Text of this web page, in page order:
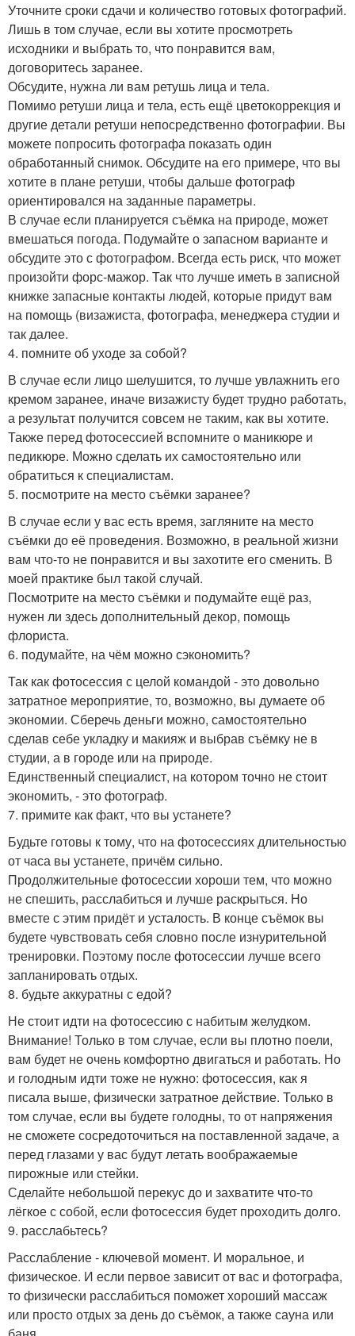
Уточните сроки сдачи и количество готовых фотографий.
Лишь в том случае, если вы хотите просмотреть
исходники и выбрать то, что понравится вам,
договоритесь заранее.
Обсудите, нужна ли вам ретушь лица и тела.
Помимо ретуши лица и тела, есть ещё цветокоррекция и
другие детали ретуши непосредственно фотографии. Вы
можете попросить фотографа показать один
обработанный снимок. Обсудите на его примере, что вы
хотите в плане ретуши, чтобы дальше фотограф
ориентировался на заданные параметры.
В случае если планируется съёмка на природе, может
вмешаться погода. Подумайте о запасном варианте и
обсудите это с фотографом. Всегда есть риск, что может
произойти форс-мажор. Так что лучше иметь в записной
книжке запасные контакты людей, которые придут вам
на помощь (визажиста, фотографа, менеджера студии и
так далее.
4. помните об уходе за собой?
В случае если лицо шелушится, то лучше увлажнить его
кремом заранее, иначе визажисту будет трудно работать,
а результат получится совсем не таким, как вы хотите.
Также перед фотосессией вспомните о маникюре и
педикюре. Можно сделать их самостоятельно или
обратиться к специалистам.
5. посмотрите на место съёмки заранее?
В случае если у вас есть время, загляните на место
съёмки до её проведения. Возможно, в реальной жизни
вам что-то не понравится и вы захотите его сменить. В
моей практике был такой случай.
Посмотрите на место съёмки и подумайте ещё раз,
нужен ли здесь дополнительный декор, помощь
флориста.
6. подумайте, на чём можно сэкономить?
Так как фотосессия с целой командой - это довольно
затратное мероприятие, то, возможно, вы думаете об
экономии. Сберечь деньги можно, самостоятельно
сделав себе укладку и макияж и выбрав съёмку не в
студии, а в городе или на природе.
Единственный специалист, на котором точно не стоит
экономить, - это фотограф.
7. примите как факт, что вы устанете?
Будьте готовы к тому, что на фотосессиях длительностью
от часа вы устанете, причём сильно.
Продолжительные фотосессии хороши тем, что можно
не спешить, расслабиться и лучше раскрыться. Но
вместе с этим придёт и усталость. В конце съёмок вы
будете чувствовать себя словно после изнурительной
тренировки. Поэтому после фотосессии лучше всего
запланировать отдых.
8. будьте аккуратны с едой?
Не стоит идти на фотосессию с набитым желудком.
Внимание! Только в том случае, если вы плотно поели,
вам будет не очень комфортно двигаться и работать. Но
и голодным идти тоже не нужно: фотосессия, как я
писала выше, физически затратное действие. Только в
том случае, если вы будете голодны, то от напряжения
не сможете сосредоточиться на поставленной задаче, а
перед глазами у вас будут летать воображаемые
пирожные или стейки.
Сделайте небольшой перекус до и захватите что-то
лёгкое с собой, если фотосессия будет проходить долго.
9. расслабьтесь?
Расслабление - ключевой момент. И моральное, и
физическое. И если первое зависит от вас и фотографа,
то физически расслабиться поможет хороший массаж
или просто отдых за день до съёмок, а также сауна или